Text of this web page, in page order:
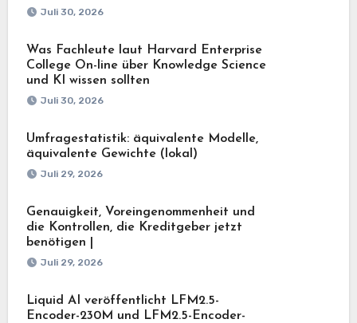
Juli 30, 2026
Was Fachleute laut Harvard Enterprise
College On-line über Knowledge Science
und KI wissen sollten
Juli 30, 2026
Umfragestatistik: äquivalente Modelle,
äquivalente Gewichte (lokal)
Juli 29, 2026
Genauigkeit, Voreingenommenheit und
die Kontrollen, die Kreditgeber jetzt
benötigen |
Juli 29, 2026
Liquid AI veröffentlicht LFM2.5-
Encoder-230M und LFM2.5-Encoder-